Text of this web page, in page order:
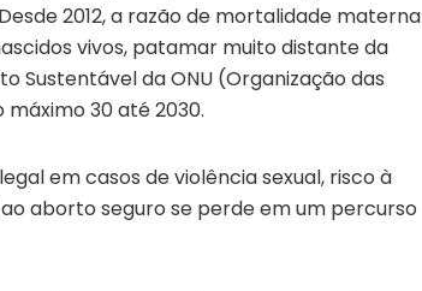
2012, a razão de mortalidade materna
vivos, patamar muito distante da
Sustentável da ONU (Organização das
30 até 2030.
em casos de violência sexual, risco à
aborto seguro se perde em um percurso